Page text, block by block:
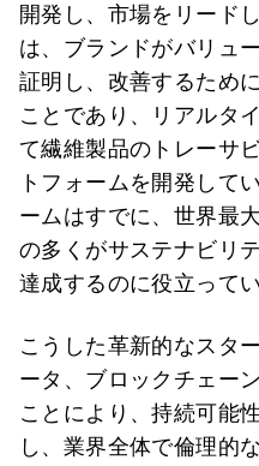
開発し、市場をリード
は、ブランドがバリュ
証明し、改善するため
ことであり、リアルタ
て繊維製品のトレーサ
トフォームを開発して
ームはすでに、世界最
の多くがサステナビリ
達成するのに役立ってい
こうした革新的なスタ
ータ、ブロックチェー
ことにより、持続可能
し、業界全体で倫理的